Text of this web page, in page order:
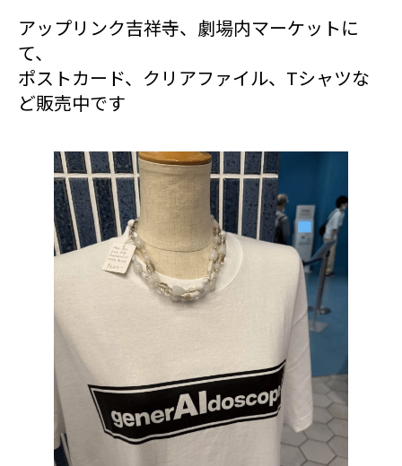
アップリンク吉祥寺、劇場内マーケットに
て、
ポストカード、クリアファイル、Tシャツな
ど販売中です